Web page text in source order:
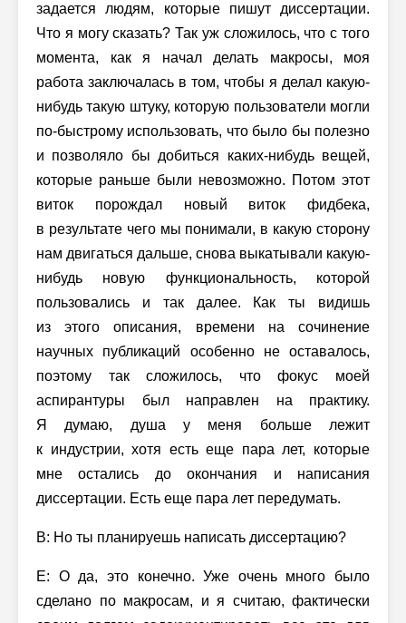
задается людям, которые пишут диссертации.
Что я могу сказать? Так уж сложилось, что с того
момента, как я начал делать макросы, моя
работа заключалась в том, чтобы я делал какую-
нибудь такую штуку, которую пользователи могли
по-быстрому использовать, что было бы полезно
и позволяло бы добиться каких-нибудь вещей,
которые раньше были невозможно. Потом этот
виток порождал новый виток фидбека,
в результате чего мы понимали, в какую сторону
нам двигаться дальше, снова выкатывали какую-
нибудь новую функциональность, которой
пользовались и так далее. Как ты видишь
из этого описания, времени на сочинение
научных публикаций особенно не оставалось,
поэтому так сложилось, что фокус моей
аспирантуры был направлен на практику.
Я думаю, душа у меня больше лежит
к индустрии, хотя есть еще пара лет, которые
мне остались до окончания и написания
диссертации. Есть еще пара лет передумать.
В: Но ты планируешь написать диссертацию?
Е: О да, это конечно. Уже очень много было
сделано по макросам, и я считаю, фактически